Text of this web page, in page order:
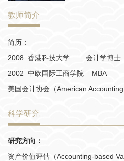
教师简介
简历：
2008 香港科技大学 会计学博士
2002 中欧国际工商学院 MBA
美国会计协会（American
科学研究
研究方向：
资产价值评估（Accounting-based